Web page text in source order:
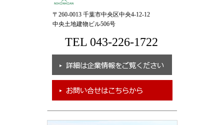
〒260-0013 千葉市中央区中央4-12-12
中央土地建物ビル506号
TEL 043-226-1722